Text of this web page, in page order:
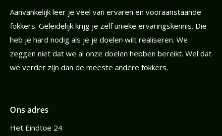
Aanvankelijk leer je veel van ervaren en vooraanstaande
fokkers. Geleidelijk krijg je zelf unieke ervaringskennis. Die
heb je hard nodig als je je doelen wilt realiseren. We
zeggen niet dat we al onze doelen hebben bereikt. Wel dat
we verder zijn dan de meeste andere fokkers.
Ons adres
Het Eindtoe 24